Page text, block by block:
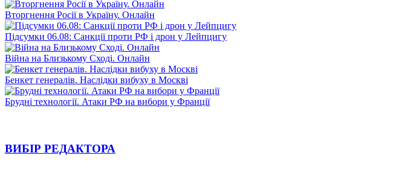
Вторгнення Росії в Україну. Онлайн
Підсумки 06.08: Санкції проти РФ і дрон у Лейпцигу
Війна на Близькому Сході. Онлайн
Бенкет генералів. Наслідки вибуху в Москві
Брудні технології. Атаки РФ на вибори у Франції
ВИБІР РЕДАКТОРА